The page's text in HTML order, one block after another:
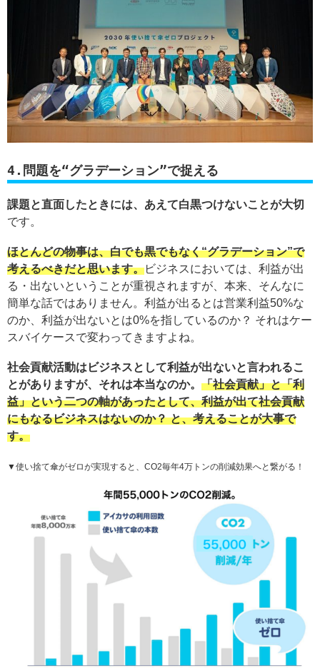
4.問題を“グラデーション”で捉える
課題と直面したときには、あえて白黒つけないことが大切
です。
ほとんどの物事は、白でも黒でもなく“グラデーション”で
考えるべきだと思います。ビジネスにおいては、利益が出
る・出ないということが重視されますが、本来、そんなに
簡単な話ではありません。利益が出るとは営業利益50%な
のか、利益が出ないとは0%を指しているのか？ それはケー
スバイケースで変わってきますよね。
社会貢献活動はビジネスとして利益が出ないと言われるこ
とがありますが、それは本当なのか。 「社会貢献」と「利
益」という二つの軸があったとして、利益が出て社会貢献
にもなるビジネスはないのか？ と、考えることが大事で
す。
▼使い捨て傘がゼロが実現すると、CO2毎年4万トンの削減効果へと繋がる！